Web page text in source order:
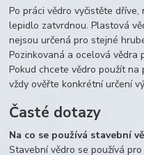
Po práci vědro vyčistěte
lepidlo zatvrdnou. Plastová
nejsou určená pro stejné
Pozinkovaná a ocelová vědra
Pokud chcete vědro použít
vždy ověřte konkrétní určení
Časté dotazy
Na co se používá stavební
Stavební vědro se používá